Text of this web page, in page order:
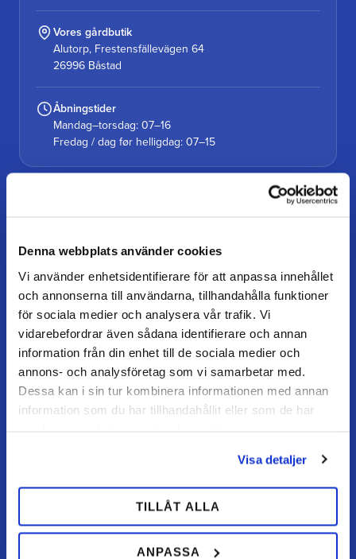
Denna webbplats använder cookies
Vi använder enhetsidentifierare för att anpassa innehållet
och annonserna till användarna, tillhandahålla funktioner
för sociala medier och analysera vår trafik. Vi
vidarebefordrar även sådana identifierare och annan
information från din enhet till de sociala medier och
annons- och analysföretag som vi samarbetar med.
Dessa kan i sin tur kombinera informationen med annan
information som du har tillhandahållit eller som de har
Visa detaljer
TILLÅT ALLA
ANPASSA
Vores gårdbutik
Alutorp, Frestensfällevägen 64
26996 Båstad
Åbningstider
Mandag–torsdag: 07–16
Fredag / dag før helligdag: 07–15
Returnering / fortryd køb
Reklamation
Politik & cookies